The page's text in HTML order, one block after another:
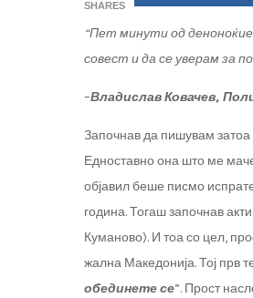
SHARES
“Пет минутиод
совест идасе уверамза
–ВладиславКовачев,
Започнав да пишувам
Едноставно она што ме
објавил беше писмо
година. Тогаш започнав
Куманово). И тоа со цел,
жална Македонија. Тој прв
обединетесе”. Прост